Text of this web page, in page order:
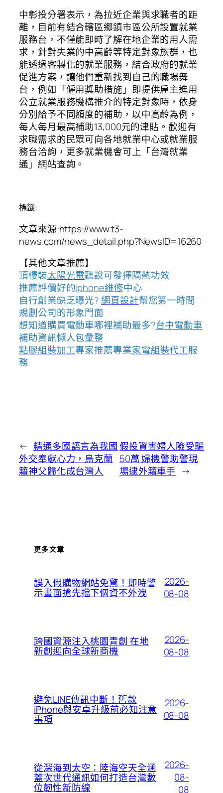
中彰投分署表示，為拉近企業與求職者的距
離，目前有結合轄區鄉鎮市區公所設置就業
服務台，不僅能即時了解在地企業的用人需
求，針對失業的中高齡等特定對象族群，也
能透過客製化的就業服務，結合政府的就業
促進方案，讓他們重新找到自己的職場舞
台，例如「僱用獎助措施」即提供雇主進用
公立就業服務機構推介的特定對象時，依身
分別給予不同額度的補助，以中高齡為例，
每人每月最高補助13,000元的津貼。歡迎有
求職需求的民眾可向各地就業中心或就業服
務台洽詢，更多就業機會可上「台灣就業
通」網站查詢。
標籤:
文章來源:https://www.t3-
news.com/news_detail.php?NewsID=16260
【其他文章推薦】
頂樓裝太陽光電聽說可發揮隔熱功效
推薦評價好的iphone維修中心
自行創業缺乏曝光?網頁設計幫您第一時間
規劃公司的形象門面
想知道購買電動車哪裡補助最多?台中電動車
補助資訊懶人包彙整
點膠組裝加工專家推薦專業家電組裝代工服
務
← 精通多國語言為我國
外交奉獻心力，烏克蘭
籍神父歸化成台灣人
假投資害婦人險受騙
50萬 婦機警助警現
場逮外籍車手 →
更多文章
誤入假購物網站免驚！即時警
示畫面搶先擋下個資不外洩
2026-
08-08
跨國資源注入桃園青創 在地
新創迎向全球新商機
2026-
08-08
避免LINE傳訊中斷！舊款
iPhone與安卓升級前必知注意
事項
2026-
08-08
從深海到太空：陸海空天全涵
蓋次世代通訊如何打造台灣數
位韌性新防線
2026-
08-
08